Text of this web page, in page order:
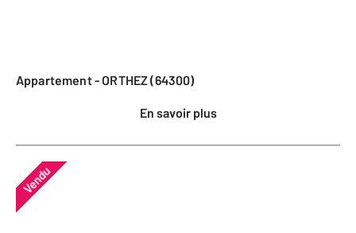
Appartement - ORTHEZ (64300)
En savoir plus
Vendu